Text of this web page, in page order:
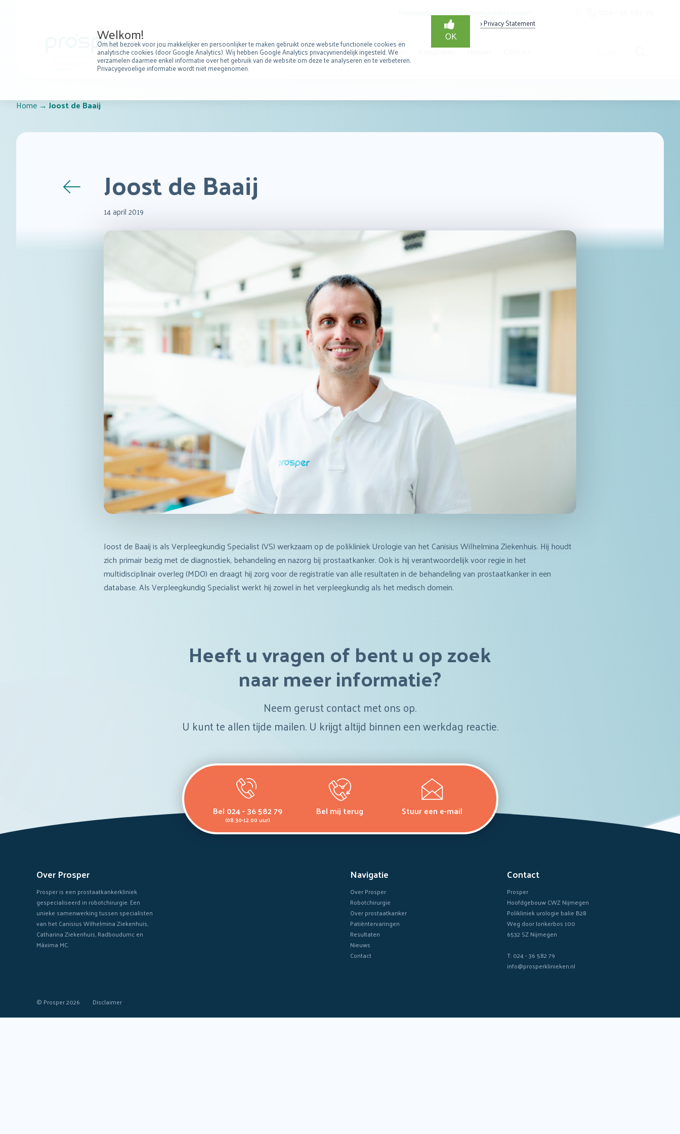
Welkom!
Om het bezoek voor jou makkelijker en persoonlijker te maken gebruikt onze website functionele cookies en
analytische cookies (door Google Analytics). Wij hebben Google Analytics privacyvriendelijk ingesteld. We
verzamelen daarmee enkel informatie over het gebruik van de website om deze te analyseren en te verbeteren.
Privacygevoelige informatie wordt niet meegenomen.
OK
> Privacy Statement
Koploperziekenhuis
Over Prosper Robotchirurgie Over prostaatkanker Patiëntervaringen Resultaten Nieuws
Home→Joost de Baaij
Terug
Joost de Baaij
14 april 2019
Joost de Baaij is als Verpleegkundig Specialist (VS) werkzaam op de polikliniek Urologie van het Canisius Wilhelmina Ziekenhuis. Hij houdt
zich primair bezig met de diagnostiek, behandeling en nazorg bij prostaatkanker. Ook is hij verantwoordelijk voor regie in het
multidisciplinair overleg (MDO) en draagt hij zorg voor de registratie van alle resultaten in de behandeling van prostaatkanker in een
database. Als Verpleegkundig Specialist werkt hij zowel in het verpleegkundig als het medisch domein.
Heeft u vragen of bent u op zoek
naar meer informatie?
Neem gerust contact met ons op.
U kunt te allen tijde mailen. U krijgt altijd binnen een werkdag reactie.
Bel 024 - 36 582 79
(08.30-12.00 uur)
Bel mij terug Stuur een e-mail
Over Prosper
Prosper is een prostaatkankerkliniek
gespecialiseerd in robotchirurgie. Een
unieke samenwerking tussen specialisten
van het Canisius Wilhelmina Ziekenhuis,
Catharina Ziekenhuis, Radboudumc en
Máxima MC.
Navigatie
Over Prosper
Robotchirurgie
Over prostaatkanker
Patiëntervaringen
Resultaten
Nieuws
Contact
Contact
Prosper
Hoofdgebouw CWZ Nijmegen
Polikliniek urologie balie B28
Weg door Jonkerbos 100
6532 SZ Nijmegen
T: 024 - 36 582 79
info@prosperklinieken.nl
© Prosper 2026 Disclaimer